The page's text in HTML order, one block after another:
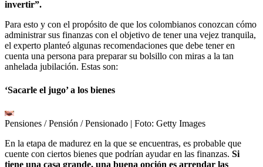
invertir”.
Para esto y con el propósito de que los colombianos conozcan cómo
administrar sus finanzas con el objetivo de tener una vejez tranquila,
el experto planteó algunas recomendaciones que debe tener en
cuenta una persona para preparar su bolsillo con miras a la tan
anhelada jubilación. Estas son:
‘Sacarle el jugo’ a los bienes
Pensiones / Pensión / Pensionado | Foto: Getty Images
En la etapa de madurez en la que se encuentras, es probable que
cuente con ciertos bienes que podrían ayudar en las finanzas. Si
tiene una casa grande, una buena opción es arrendar las